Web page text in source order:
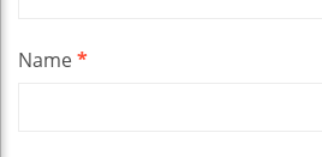
Name*